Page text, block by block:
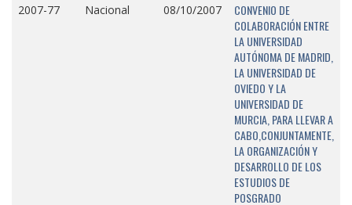
2007-77 Nacional 08/10/2007
CONVENIO DE
COLABORACIÓN ENTRE
LA UNIVERSIDAD
AUTÓNOMA DE MADRID,
LA UNIVERSIDAD DE
OVIEDO Y LA
UNIVERSIDAD DE
MURCIA, PARA LLEVAR A
CABO,CONJUNTAMENTE,
LA ORGANIZACIÓN Y
DESARROLLO DE LOS
ESTUDIOS DE
POSGRADO